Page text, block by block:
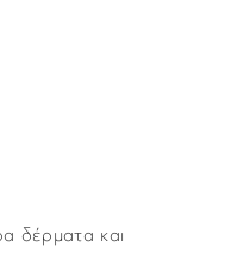
δέρματα και